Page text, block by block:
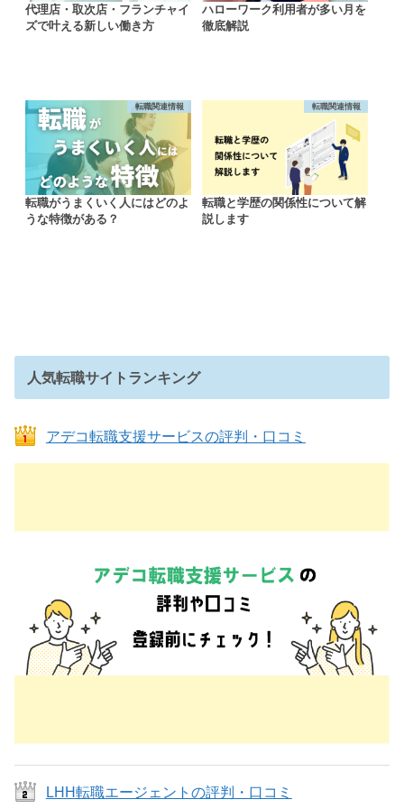
代理店・取次店・フランチャイ
ズで叶える新しい働き方
ハローワーク利用者が多い月を
徹底解説
転職関連情報
転職がうまくいく人にはどのよ
うな特徴がある？
転職関連情報
転職と学歴の関係性について解
説します
人気転職サイトランキング
アデコ転職支援サービスの評判・口コミ
LHH転職エージェントの評判・口コミ